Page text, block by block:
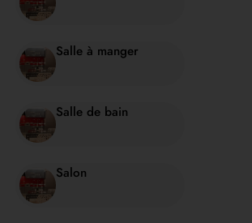
Salle à manger
Salle de bain
Salon